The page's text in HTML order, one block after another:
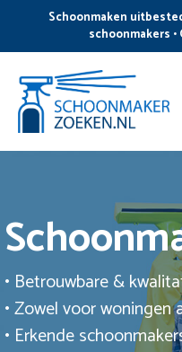
de
inhoud
Schoonmaken
schoonmakers
• Betrouwbare &
• Zowel voor woningen
• Erkende